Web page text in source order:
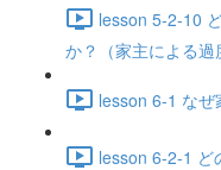
lesson 5-2-10
か？（家主による
lesson 6-1 な
lesson 6-2-1 ど